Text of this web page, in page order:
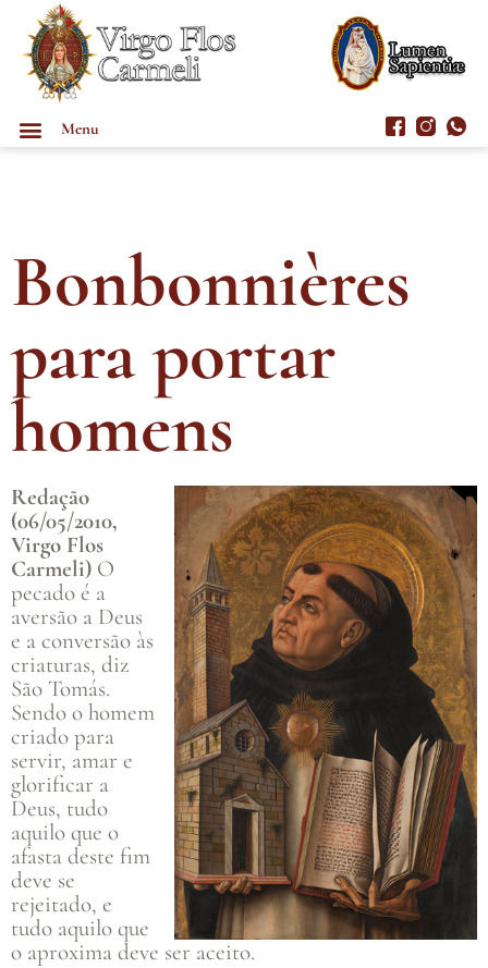
Menu
Bonbonnières
para portar
homens
Redação
(06/05/2010,
Virgo Flos
Carmeli) O
pecado é a
aversão a Deus
e a conversão às
criaturas, diz
São Tomás.
Sendo o homem
criado para
servir, amar e
glorificar a
Deus, tudo
aquilo que o
afasta deste fim
deve se
rejeitado, e
tudo aquilo que
o aproxima deve ser aceito.